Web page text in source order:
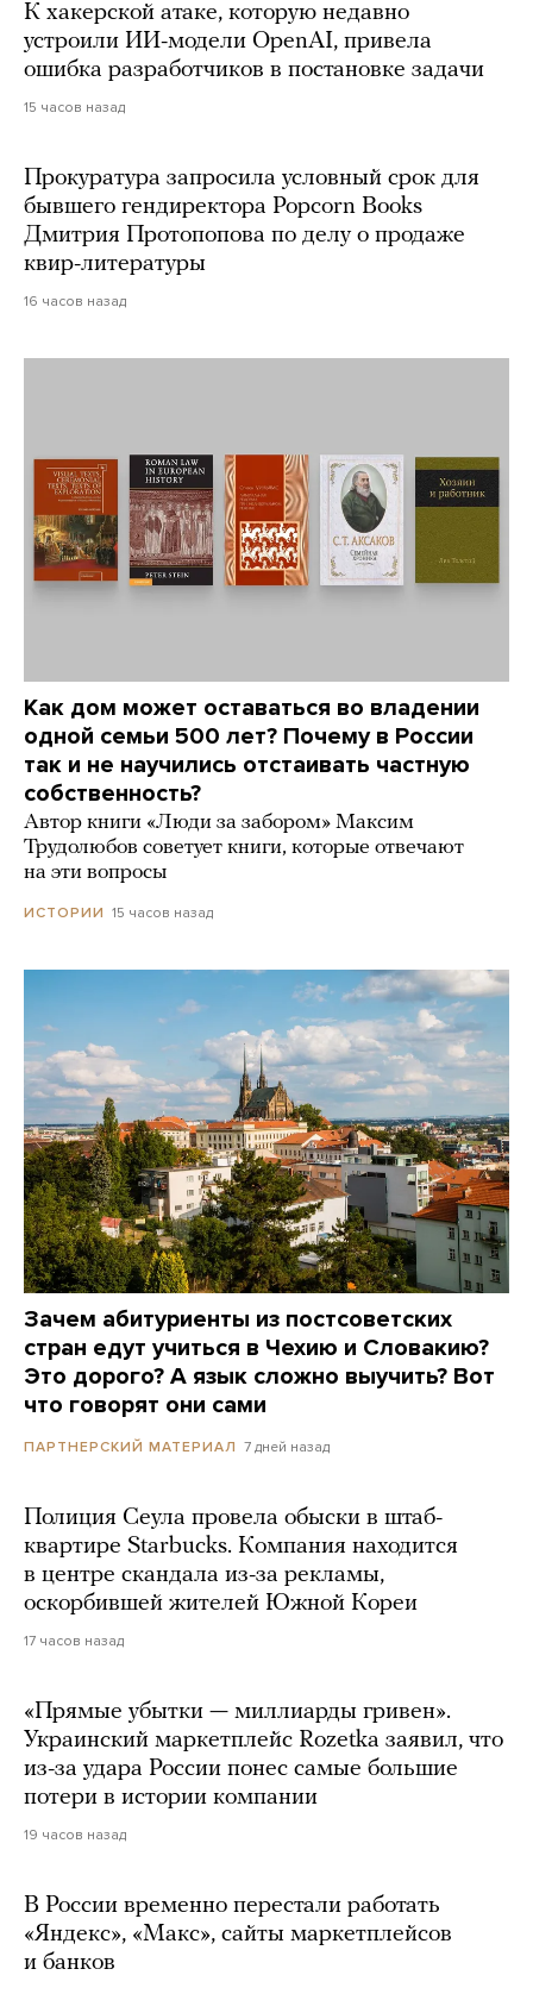
К хакерской атаке, которую недавно
устроили ИИ-модели OpenAI, привела
ошибка разработчиков в постановке задачи
15 часов назад
Прокуратура запросила условный срок для
бывшего гендиректора Popcorn Books
Дмитрия Протопопова по делу о продаже
квир-литературы
16 часов назад
Как дом может оставаться во владении
одной семьи 500 лет? Почему в России
так и не научились отстаивать частную
собственность?
Автор книги «Люди за забором» Максим
Трудолюбов советует книги, которые отвечают
на эти вопросы
ИСТОРИИ 15 часов назад
Зачем абитуриенты из постсоветских
стран едут учиться в Чехию и Словакию?
Это дорого? А язык сложно выучить? Вот
что говорят они сами
ПАРТНЕРСКИЙ МАТЕРИАЛ 7 дней назад
Полиция Сеула провела обыски в штаб-
квартире Starbucks. Компания находится
в центре скандала из-за рекламы,
оскорбившей жителей Южной Кореи
17 часов назад
«Прямые убытки — миллиарды гривен».
Украинский маркетплейс Rozetka заявил, что
из-за удара России понес самые большие
потери в истории компании
19 часов назад
В России временно перестали работать
«Яндекс», «Макс», сайты маркетплейсов
и банков